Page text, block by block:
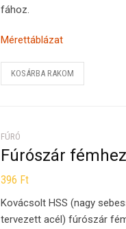
fához.
Mérettáblázat
KOSÁRBA RAKOM
FÚRÓ
Fúrószár
396 Ft
Kovácsolt HSS (nagy
tervezett acél) fúrószár